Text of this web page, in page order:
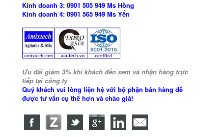
Kinh doanh 3: 0901 505 949 Ms Hồng
Kinh doanh 4: 0901 565 949 Ms Yến
Ưu đãi giảm 3% khi khách đến xem và nhận hàng trực
tiếp tại công ty
Quý khách vui lòng liện hệ với bộ phận bán hàng để
được tư vấn cụ thể hơn và chào giá!